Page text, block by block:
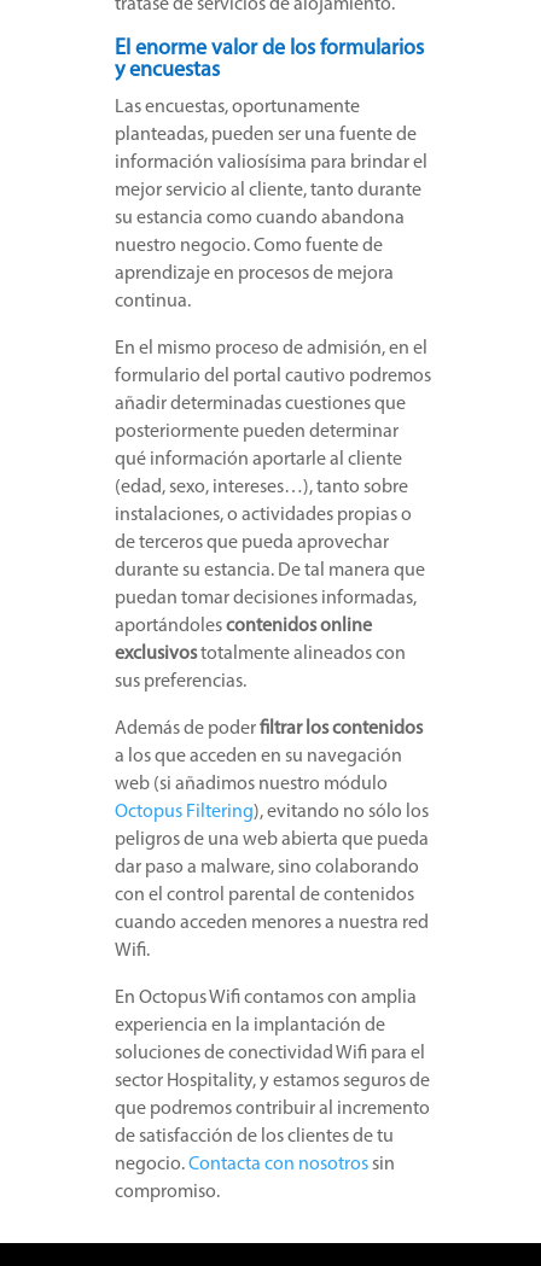
tratase de servicios de alojamiento.
El enorme valor de los formularios
y encuestas
Las encuestas, oportunamente
planteadas, pueden ser una fuente de
información valiosísima para brindar el
mejor servicio al cliente, tanto durante
su estancia como cuando abandona
nuestro negocio. Como fuente de
aprendizaje en procesos de mejora
continua.
En el mismo proceso de admisión, en el
formulario del portal cautivo podremos
añadir determinadas cuestiones que
posteriormente pueden determinar
qué información aportarle al cliente
(edad, sexo, intereses…), tanto sobre
instalaciones, o actividades propias o
de terceros que pueda aprovechar
durante su estancia. De tal manera que
puedan tomar decisiones informadas,
aportándolescontenidos online
exclusivostotalmente alineados con
sus preferencias.
Además de poderfiltrar los contenidos
a los que acceden en su navegación
web (si añadimos nuestro módulo
Octopus Filtering), evitando no sólo los
peligros de una web abierta que pueda
dar paso a malware, sino colaborando
con el control parental de contenidos
cuando acceden menores a nuestra red
Wifi.
En Octopus Wifi contamos con amplia
experiencia en la implantación de
soluciones de conectividad Wifi para el
sector Hospitality, y estamos seguros de
que podremos contribuir al incremento
de satisfacción de los clientes de tu
negocio.Contacta con nosotrossin
compromiso.